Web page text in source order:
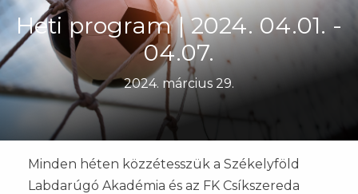
Heti program | 2024. 04.01. -
04.07.
2024. március 29.
Minden héten közzétesszük a Székelyföld
Labdarúgó Akadémia és az FK Csíkszereda